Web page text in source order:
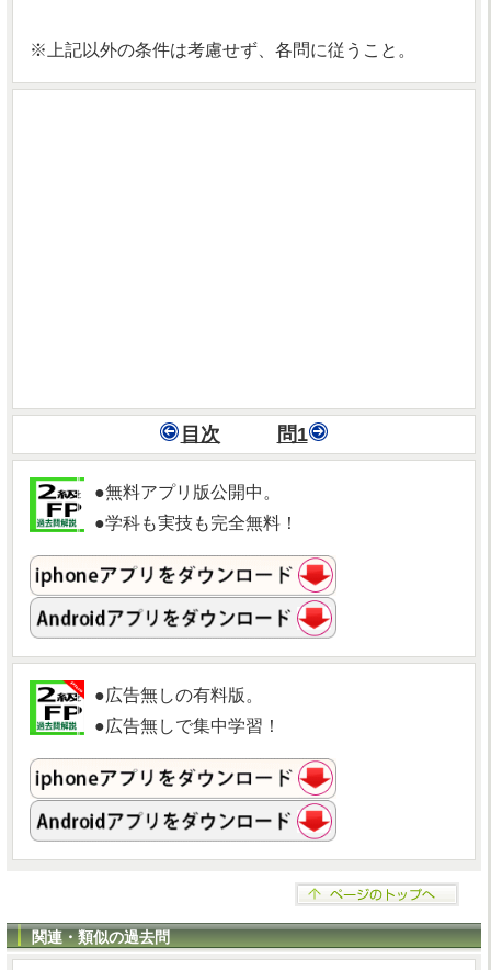
※上記以外の条件は考慮せず、各問に従うこと。
目次 問1
●無料アプリ版公開中。
●学科も実技も完全無料！
●広告無しの有料版。
●広告無しで集中学習！
関連・類似の過去問